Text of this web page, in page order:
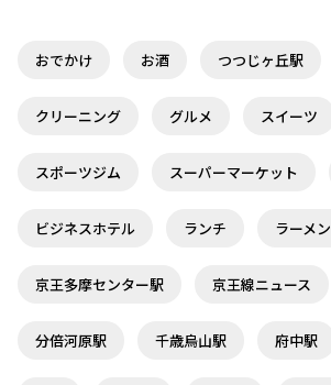
おでかけ お酒 つつじヶ丘駅
クリーニング グルメ スイーツ
スポーツジム スーパーマーケット
ビジネスホテル ランチ ラーメン
京王多摩センター駅 京王線ニュース
分倍河原駅 千歳烏山駅 府中駅